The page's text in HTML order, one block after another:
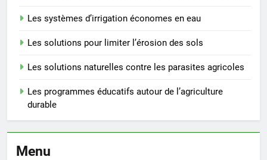
Les systèmes d’irrigation économes en eau
Les solutions pour limiter l’érosion des sols
Les solutions naturelles contre les parasites agricoles
Les programmes éducatifs autour de l’agriculture
durable
Menu